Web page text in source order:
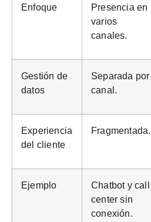
Enfoque
Presencia en
varios
canales.
Gestión de
datos
Separada por
canal.
Experiencia
del cliente
Fragmentada.
Ejemplo
Chatbot y call
center sin
conexión.